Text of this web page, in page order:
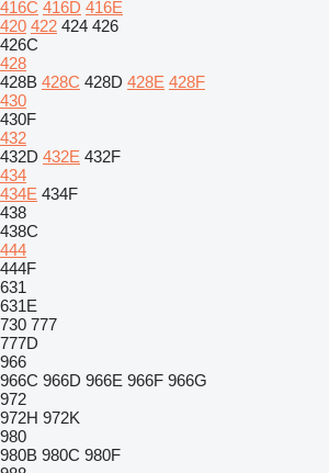
416C 416D 416E
420 422 424 426
426C
428
428B 428C 428D 428E 428F
430
430F
432
432D 432E 432F
434
434E 434F
438
438C
444
444F
631
631E
730 777
777D
966
966C 966D 966E 966F 966G
972
972H 972K
980
980B 980C 980F